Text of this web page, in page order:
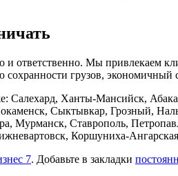
и ответственно. Мы
сохранности грузов,
Салехард, Ханты-Мансийск,
Сыктывкар, Грозный,
Мурманск, Ставрополь,
Коршуниха-
7. Добавьте в закладки